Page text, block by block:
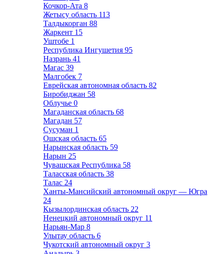
Кочкор-Ата 8
Жетысу область 113
Талдыкорган 88
Жаркент 15
Уштобе 1
Республика Ингушетия 95
Назрань 41
Магас 39
Малгобек 7
Еврейская автономная область 82
Биробиджан 58
Облучье 0
Магаданская область 68
Магадан 57
Сусуман 1
Ошская область 65
Нарынская область 59
Нарын 25
Чувашская Республика 58
Таласская область 38
Талас 24
Ханты-Мансийский автономный округ — Югра
24
Кызылординская область 22
Ненецкий автономный округ 11
Нарьян-Мар 8
Улытау область 6
Чукотский автономный округ 3